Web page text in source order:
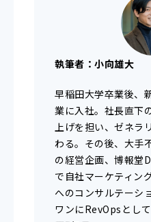
執筆者：小向雄大
早稲田大学卒業後、
業に入社。社長直下
上げを担い、ゼネラ
わる。その後、大手
の経営企画、博報堂
で自社マーケティン
へのコンサルテーシ
ワンにRevOpsとし